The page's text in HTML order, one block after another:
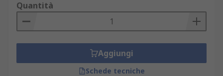
Quantità
Aggiungi
Schede tecniche